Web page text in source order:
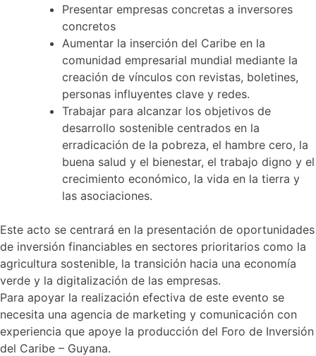
Presentar empresas concretas a inversores
concretos
Aumentar la inserción del Caribe en la
comunidad empresarial mundial mediante la
creación de vínculos con revistas, boletines,
personas influyentes clave y redes.
Trabajar para alcanzar los objetivos de
desarrollo sostenible centrados en la
erradicación de la pobreza, el hambre cero, la
buena salud y el bienestar, el trabajo digno y el
crecimiento económico, la vida en la tierra y
las asociaciones.
Este acto se centrará en la presentación de oportunidades
de inversión financiables en sectores prioritarios como la
agricultura sostenible, la transición hacia una economía
verde y la digitalización de las empresas.
Para apoyar la realización efectiva de este evento se
necesita una agencia de marketing y comunicación con
experiencia que apoye la producción del Foro de Inversión
del Caribe – Guyana.